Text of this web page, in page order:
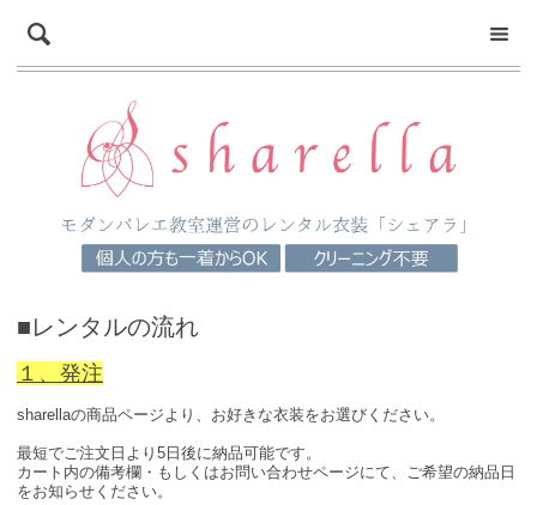
■レンタルの流れ
１、発注
sharellaの商品ページより、お好きな衣装をお選びください。
最短でご注文日より5日後に納品可能です。
カート内の備考欄・もしくはお問い合わせページにて、ご希望の納品日
をお知らせください。